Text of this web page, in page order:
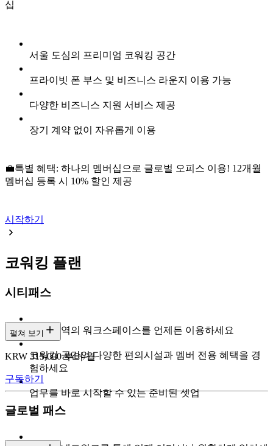
십
서울 도심의 프리미엄 코워킹 공간
프라이빗 폰 부스 및 비즈니스 라운지 이용 가능
다양한 비즈니스 지원 서비스 제공
장기 계약 없이 자유롭게 이용
💼특별 혜택: 하나의 멤버십으로 글로벌 오피스 이용! 12개월
멤버십 등록 시 10% 할인 제공
시작하기
코워킹 플랜
시티패스
도심 전역의 워크스페이스를 언제든 이용하세요
코워킹 공간의 다양한 편의시설과 멤버 전용 혜택을 경
험하세요
업무를 바로 시작할 수 있는 준비된 셋업
펼쳐 보기
KRW 315,000 부터/월
구독하기
글로벌 패스